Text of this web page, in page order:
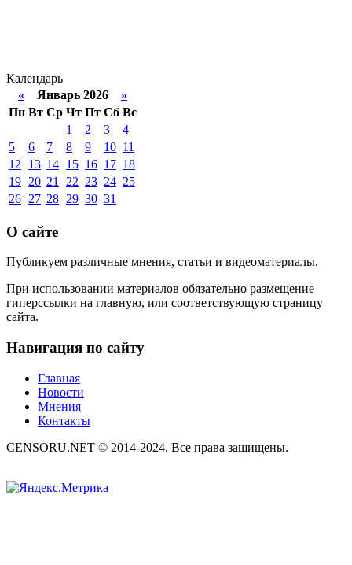
Календарь
« Январь 2026 »
Пн Вт Ср Чт Пт Сб Вс
1
2 3
4
5
6 7 8 9 10 11
12
13 14 15 16 17 18
19 20 21 22 23 24 25
26 27 28 29 30 31
О сайте
Публикуем различные мнения, статьи и видеоматериалы.
При использовании материалов обязательно размещение
гиперссылки на главную, или соответствующую страницу
сайта.
Навигация по сайту
Главная
Новости
Мнения
Контакты
CENSORU.NET © 2014-2024. Все права защищены.